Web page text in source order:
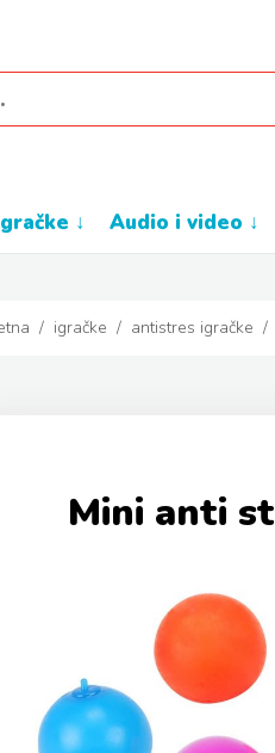
igračke ↓ audio i video ↓
/ igračke / antistres igračke /
Mini anti